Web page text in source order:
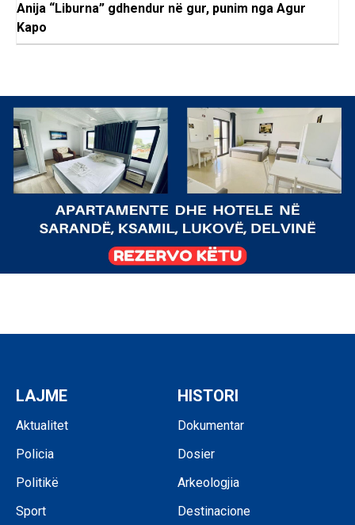
Anija “Liburna” gdhendur në gur, punim nga Agur
Kapo
LAJME
Aktualitet
Policia
Politikë
Sport
HISTORI
Dokumentar
Dosier
Arkeologjia
Destinacione